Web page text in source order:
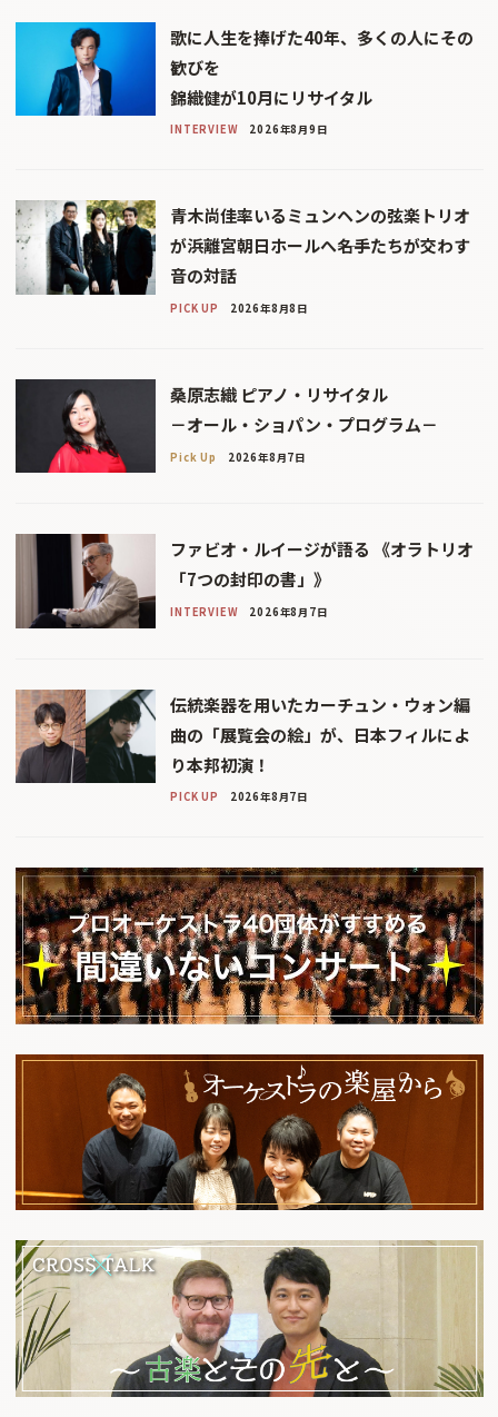
歌に人生を捧げた40年、多くの人にその
歓びを
錦織健が10月にリサイタル
INTERVIEW 2026年8月9日
青木尚佳率いるミュンヘンの弦楽トリオ
が浜離宮朝日ホールへ――名手たちが交わす
音の対話
PICK UP 2026年8月8日
桑原志織 ピアノ・リサイタル
－オール・ショパン・プログラム－
Pick Up 2026年8月7日
ファビオ・ルイージが語る 《オラトリオ
「7つの封印の書」》
INTERVIEW 2026年8月7日
伝統楽器を用いたカーチュン・ウォン編
曲の「展覧会の絵」が、日本フィルによ
り本邦初演！
PICK UP 2026年8月7日